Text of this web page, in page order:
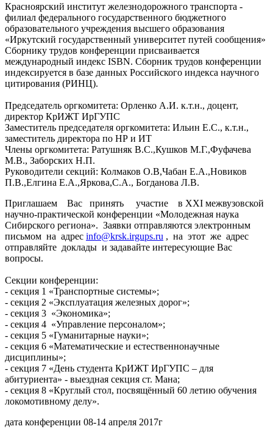
Красноярский институт железнодорожного транспорта -
филиал федерального государственного бюджетного
образовательного учреждения высшего образования
«Иркутский государственный университет путей сообщения»
Сборнику трудов конференции присваивается
международный индекс ISBN. Сборник трудов конференции
индексируется в базе данных Российского индекса научного
цитирования (РИНЦ).
Председатель оргкомитета: Орленко А.И. к.т.н., доцент,
директор КрИЖТ ИрГУПС
Заместитель председателя оргкомитета: Ильин Е.С., к.т.н.,
заместитель директора по НР и ИТ
Члены оргкомитета: Ратушняк В.С.,Кушков М.Г.,Фуфачева
М.В., Заборских Н.П.
Руководители секций: Колмаков О.В,Чабан Е.А.,Новиков
П.В.,Елгина Е.А.,Яркова,С.А., Богданова Л.В.
Приглашаем Вас принять участие в XXI межвузовской
научно-практической конференции «Молодежная наука
Сибирского региона». Заявки отправляются электронным
письмом на адрес info@krsk.irgups.ru , на этот же адрес
отправляйте доклады и задавайте интересующие Вас
вопросы.
Секции конференции:
- секция 1 «Транспортные системы»;
- секция 2 «Эксплуатация железных дорог»;
- секция 3 «Экономика»;
- секция 4 «Управление персоналом»;
- секция 5 «Гуманитарные науки»;
- секция 6 «Математические и естественнонаучные
дисциплины»;
- секция 7 «День студента КрИЖТ ИрГУПС – для
абитуриента» - выездная секция ст. Мана;
- секция 8 «Круглый стол, посвящённый 60 летию обучения
локомотивному делу».
дата конференции 08-14 апреля 2017г